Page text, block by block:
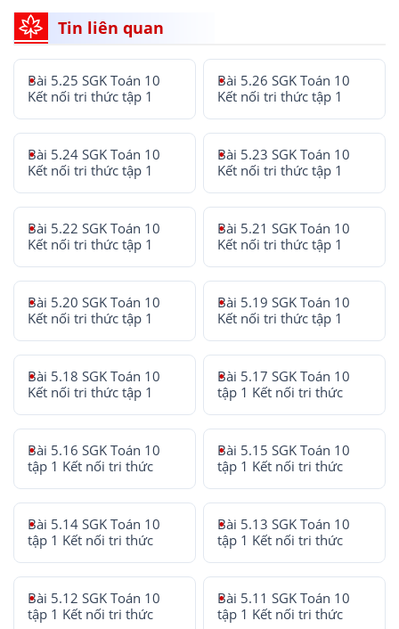
Tin liên quan
Bài 5.25 SGK Toán 10
Kết nối tri thức tập 1
Bài 5.26 SGK Toán 10
Kết nối tri thức tập 1
Bài 5.24 SGK Toán 10
Kết nối tri thức tập 1
Bài 5.23 SGK Toán 10
Kết nối tri thức tập 1
Bài 5.22 SGK Toán 10
Kết nối tri thức tập 1
Bài 5.21 SGK Toán 10
Kết nối tri thức tập 1
Bài 5.20 SGK Toán 10
Kết nối tri thức tập 1
Bài 5.19 SGK Toán 10
Kết nối tri thức tập 1
Bài 5.18 SGK Toán 10
Kết nối tri thức tập 1
Bài 5.17 SGK Toán 10
tập 1 Kết nối tri thức
Bài 5.16 SGK Toán 10
tập 1 Kết nối tri thức
Bài 5.15 SGK Toán 10
tập 1 Kết nối tri thức
Bài 5.14 SGK Toán 10
tập 1 Kết nối tri thức
Bài 5.13 SGK Toán 10
tập 1 Kết nối tri thức
Bài 5.12 SGK Toán 10
tập 1 Kết nối tri thức
Bài 5.11 SGK Toán 10
tập 1 Kết nối tri thức